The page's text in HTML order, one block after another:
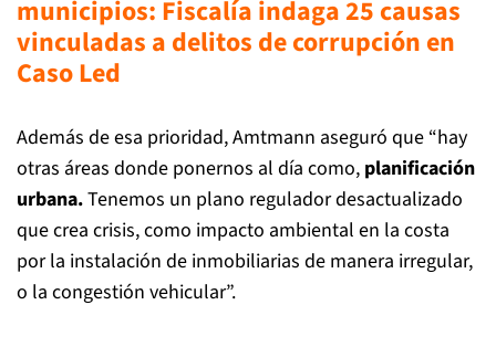
municipios: Fiscalía indaga 25 causas
vinculadas a delitos de corrupción en
Caso Led
Además de esa prioridad, Amtmann aseguró que “hay
otras áreas donde ponernos al día como, planificación
urbana.Tenemos un plano regulador desactualizado
que crea crisis, como impacto ambiental en la costa
por la instalación de inmobiliarias de manera irregular,
o la congestión vehicular”.